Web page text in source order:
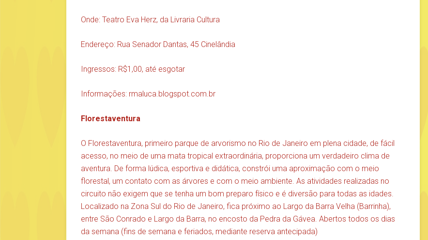
Onde: Teatro Eva Herz, da Livraria Cultura
Endereço: Rua Senador Dantas, 45 Cinelândia
Ingressos: R$1,00, até esgotar
Informações: rmaluca.blogspot.com.br
Florestaventura
O Florestaventura, primeiro parque de arvorismo no Rio de Janeiro em plena cidade, de fácil
acesso, no meio de uma mata tropical extraordinária, proporciona um verdadeiro clima de
aventura. De forma lúdica, esportiva e didática, constrói uma aproximação com o meio
florestal, um contato com as árvores e com o meio ambiente. As atividades realizadas no
circuito não exigem que se tenha um bom preparo físico e é diversão para todas as idades.
Localizado na Zona Sul do Rio de Janeiro, fica próximo ao Largo da Barra Velha (Barrinha),
entre São Conrado e Largo da Barra, no encosto da Pedra da Gávea. Abertos todos os dias
da semana (fins de semana e feriados, mediante reserva antecipada)